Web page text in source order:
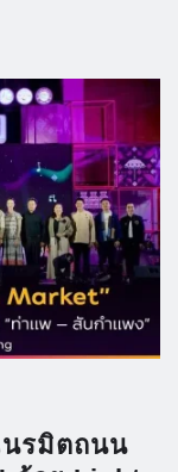
นรมิตถนน